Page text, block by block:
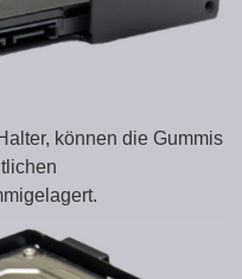
können die Gummis